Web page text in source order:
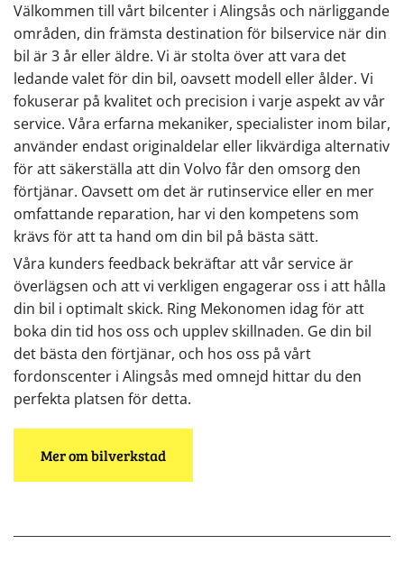
Välkommen till vårt bilcenter i Alingsås och närliggande
områden, din främsta destination för bilservice när din
bil är 3 år eller äldre. Vi är stolta över att vara det
ledande valet för din bil, oavsett modell eller ålder. Vi
fokuserar på kvalitet och precision i varje aspekt av vår
service. Våra erfarna mekaniker, specialister inom bilar,
använder endast originaldelar eller likvärdiga alternativ
för att säkerställa att din Volvo får den omsorg den
förtjänar. Oavsett om det är rutinservice eller en mer
omfattande reparation, har vi den kompetens som
krävs för att ta hand om din bil på bästa sätt.
Våra kunders feedback bekräftar att vår service är
överlägsen och att vi verkligen engagerar oss i att hålla
din bil i optimalt skick. Ring Mekonomen idag för att
boka din tid hos oss och upplev skillnaden. Ge din bil
det bästa den förtjänar, och hos oss på vårt
fordonscenter i Alingsås med omnejd hittar du den
perfekta platsen för detta.
Mer om bilverkstad